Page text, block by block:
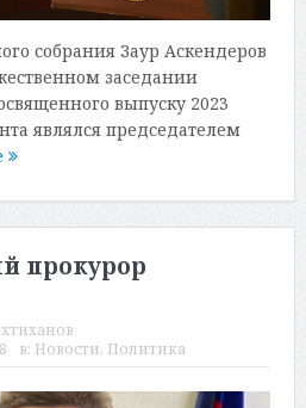
собрания Заур Аскендеров
заседании
выпуску 2023
являлся председателем
прокурор
в: Новости, Политика